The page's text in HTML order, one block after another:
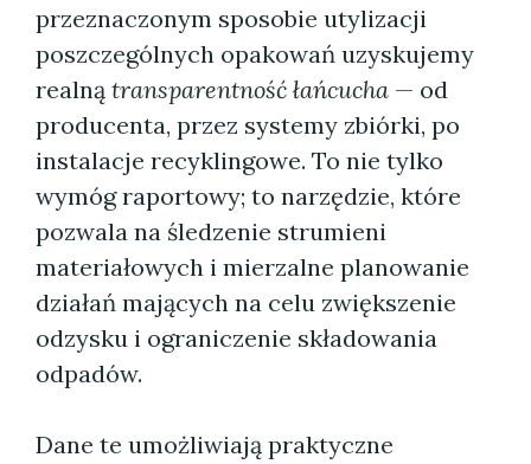
przeznaczonym sposobie utylizacji
poszczególnych opakowań uzyskujemy
realną transparentność łańcucha — od
producenta, przez systemy zbiórki, po
instalacje recyklingowe. To nie tylko
wymóg raportowy; to narzędzie, które
pozwala na śledzenie strumieni
materiałowych i mierzalne planowanie
działań mających na celu zwiększenie
odzysku i ograniczenie składowania
odpadów.
Dane te umożliwiają praktyczne